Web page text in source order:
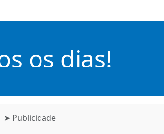
os dias!
➤ Publicidade